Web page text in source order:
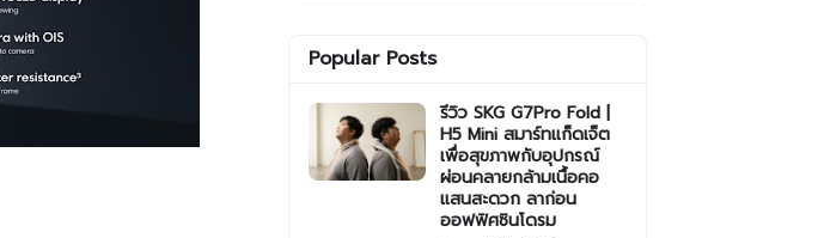
Popular Posts
รีวิว SKG G7Pro Fold |
H5 Mini สมาร์ทแก็ดเจ็ต
เพื่อสุขภาพกับอุปกรณ์
ผ่อนคลายกล้ามเนื้อคอ
แสนสะดวก ลาก่อน
ออฟฟิศซินโดรม